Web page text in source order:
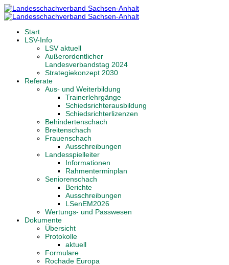
Start
LSV-Info
LSV aktuell
Außerordentlicher
Landesverbandstag 2024
Strategiekonzept 2030
Referate
Aus- und Weiterbildung
Trainerlehrgänge
Schiedsrichterausbildung
Schiedsrichterlizenzen
Behindertenschach
Breitenschach
Frauenschach
Ausschreibungen
Landesspielleiter
Informationen
Rahmenterminplan
Seniorenschach
Berichte
Ausschreibungen
LSenEM2026
Wertungs- und Passwesen
Dokumente
Übersicht
Protokolle
aktuell
Formulare
Rochade Europa